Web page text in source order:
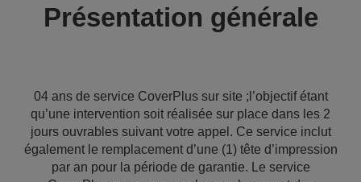
Présentation générale
04 ans de service CoverPlus sur site ;l’objectif étant
qu’une intervention soit réalisée sur place dans les 2
jours ouvrables suivant votre appel. Ce service inclut
également le remplacement d’une (1) tête d’impression
par an pour la période de garantie. Le service